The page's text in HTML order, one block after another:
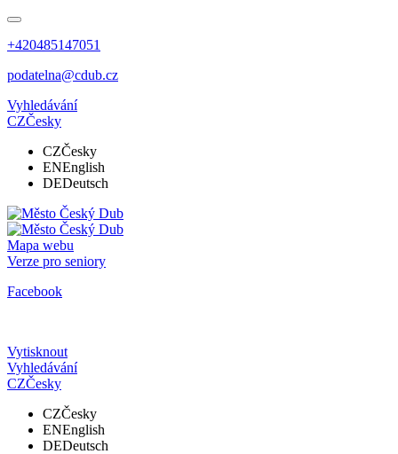
+420485147051
podatelna@cdub.cz
Vyhledávání
CZČesky
CZČesky
ENEnglish
DEDeutsch
Mapa webu
Verze pro seniory
Facebook
Vytisknout
Vyhledávání
CZČesky
CZČesky
ENEnglish
DEDeutsch